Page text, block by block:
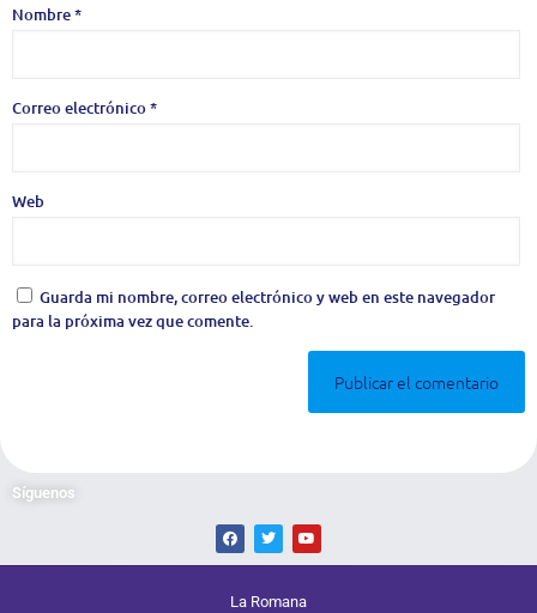
Nombre*
Correo electrónico*
Web
Guarda mi nombre, correo electrónico y web en este navegador
para la próxima vez que comente.
Síguenos
La Romana